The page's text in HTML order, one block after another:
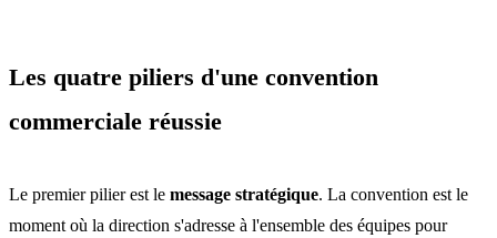
Les quatre piliers d'une convention
commerciale réussie
Le premier pilier est le message stratégique. La convention est le
moment où la direction s'adresse à l'ensemble des équipes pour